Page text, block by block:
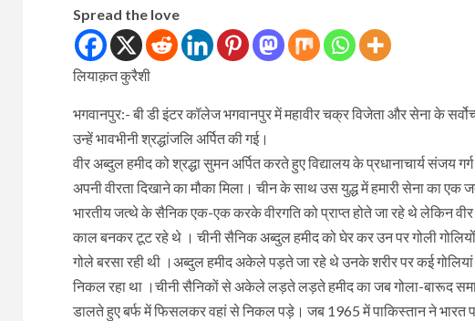
Spread the love
लियाक़त कुरैशी
भगवानपुर:- बी डी इंटर कॉलेज भगवानपुर में महावीर चक्र विजेता और सेना के
उन्हें भावभीनी श्रद्धांजलि अर्पित की गई।
वीर अब्दुल हमीद को श्रद्धा सुमन अर्पित करते हुए विद्यालय के प्रधानाचार्य
अपनी वीरता दिखाने का मौका मिला। चीन के साथ उस युद्ध में हमारी सेना का
भारतीय जत्थे के सैनिक एक-एक करके वीरगति को प्राप्त होते जा रहे थे लेकिन
काल बनकर टूट रहे थे । चीनी सैनिक अब्दुल हमीद को घेर कर उन पर गोली
गोले बरसा रही थी ।अब्दुल हमीद अकेले पड़ते जा रहे थे उनके शरीर पर कई
निकल रहा था ।चीनी सैनिकों से अकेले लड़ते लड़ते हमीद का जब गोला-बारूद
डालते हुए बर्फ में फिसलकर वहां से निकल पड़े। जब 1965 में पाकिस्तान ने भारत